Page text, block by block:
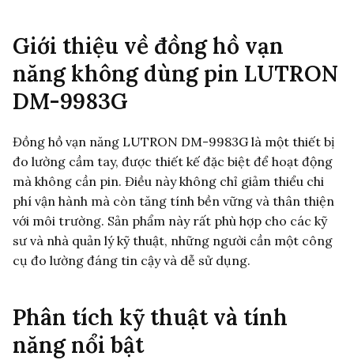
Giới thiệu về đồng hồ vạn
năng không dùng pin LUTRON
DM-9983G
Đồng hồ vạn năng LUTRON DM-9983G là một thiết bị
đo lường cầm tay, được thiết kế đặc biệt để hoạt động
mà không cần pin. Điều này không chỉ giảm thiểu chi
phí vận hành mà còn tăng tính bền vững và thân thiện
với môi trường. Sản phẩm này rất phù hợp cho các kỹ
sư và nhà quản lý kỹ thuật, những người cần một công
cụ đo lường đáng tin cậy và dễ sử dụng.
Phân tích kỹ thuật và tính
năng nổi bật